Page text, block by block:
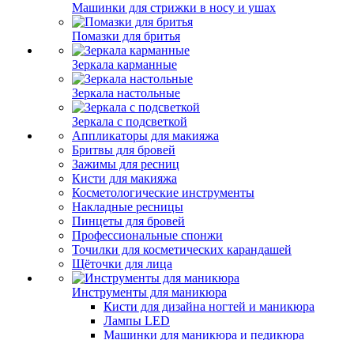
Машинки для стрижки в носу и ушах
Помазки для бритья
Зеркала карманные
Зеркала настольные
Зеркала с подсветкой
Аппликаторы для макияжа
Бритвы для бровей
Зажимы для ресниц
Кисти для макияжа
Косметологические инструменты
Накладные ресницы
Пинцеты для бровей
Профессиональные спонжи
Точилки для косметических карандашей
Щёточки для лица
Инструменты для маникюра
Кисти для дизайна ногтей и маникюра
Лампы LED
Машинки для маникюра и педикюра